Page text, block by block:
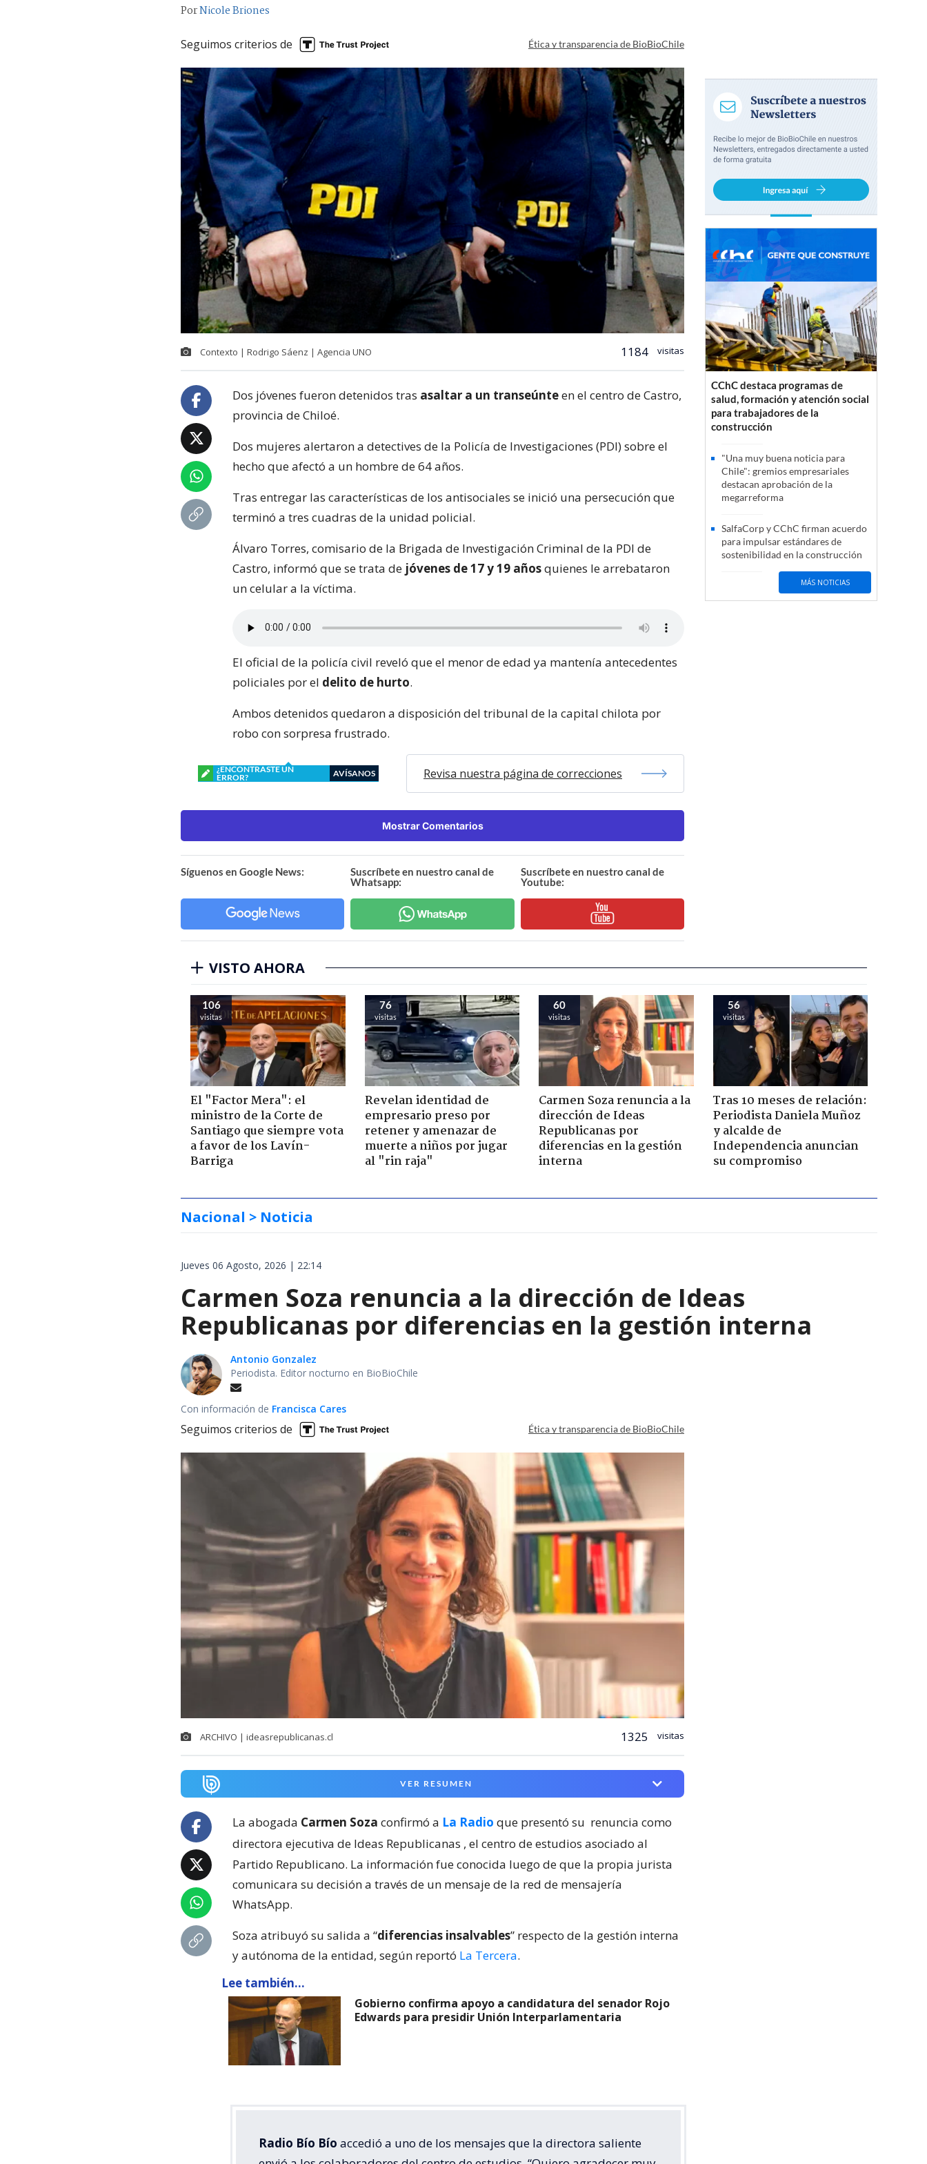
PorNicole Briones
Seguimos criterios de Ética y transparencia de BioBioChile
Contexto | Rodrigo Sáenz | Agencia UNO 1184 visitas
Dos jóvenes fueron detenidos tras asaltar a un transeúnteen el centro de Castro,
provincia de Chiloé.
Dos mujeres alertaron a detectives de la Policía de Investigaciones (PDI) sobre el
hecho que afectó a un hombre de 64 años.
Tras entregar las características de los antisociales se inició una persecución que
terminó a tres cuadras de la unidad policial.
Álvaro Torres, comisario de la Brigada de Investigación Criminal de la PDI de
Castro, informó que se trata de jóvenes de 17 y 19 añosquienes le arrebataron
un celular a la víctima.
El oficial de la policía civil reveló que el menor de edad ya mantenía antecedentes
policiales por el delito de hurto.
Ambos detenidos quedaron a disposición del tribunal de la capital chilota por
robo con sorpresa frustrado.
¿ENCONTRASTE UN
ERROR?
AVÍSANOS Revisa nuestra página de correcciones
Mostrar Comentarios
Síguenos en Google News:
Suscríbete en nuestro canal de
Whatsapp:
Suscríbete en nuestro canal de
Youtube:
CChC destaca programas de
salud, formación y atención social
para trabajadores de la
construcción
"Una muy buena noticia para
Chile": gremios empresariales
destacan aprobación de la
megarreforma
SalfaCorp y CChC firman acuerdo
para impulsar estándares de
sostenibilidad en la construcción
MÁS NOTICIAS
VISTO AHORA
106
visitas
El "Factor Mera": el
ministro de la Corte de
Santiago que siempre vota
a favor de los Lavín-
Barriga
76
visitas
Revelan identidad de
empresario preso por
retener y amenazar de
muerte a niños por jugar
al "rin raja"
60
visitas
Carmen Soza renuncia a la
dirección de Ideas
Republicanas por
diferencias en la gestión
interna
56
visitas
Tras 10 meses de relación:
Periodista Daniela Muñoz
y alcalde de
Independencia anuncian
su compromiso
Nacional > Noticia
Jueves 06 Agosto, 2026 | 22:14
Carmen Soza renuncia a la dirección de Ideas
Republicanas por diferencias en la gestión interna
Antonio Gonzalez
Periodista. Editor nocturno en BioBioChile
Con información de Francisca Cares
Seguimos criterios de Ética y transparencia de BioBioChile
ARCHIVO | ideasrepublicanas.cl 1325 visitas
VER RESUMEN
La abogada Carmen Soza confirmó a La Radio que presentó su renuncia como
directora ejecutiva de Ideas Republicanas , el centro de estudios asociado al
Partido Republicano. La información fue conocida luego de que la propia jurista
comunicara su decisión a través de un mensaje de la red de mensajería
WhatsApp.
Soza atribuyó su salida a “diferencias insalvables” respecto de la gestión interna
y autónoma de la entidad, según reportó La Tercera.
Lee también...
Gobierno confirma apoyo a candidatura del senador Rojo
Edwards para presidir Unión Interparlamentaria
Radio Bío Bío accedió a uno de los mensajes que la directora saliente